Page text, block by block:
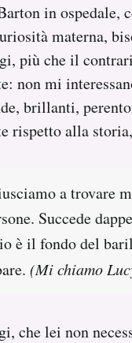
in ospedale,
materna,
più che il
non mi
brillanti,
rispetto alla
a trovare
Succede
è il fondo del
(Mi chiamo
che lei non